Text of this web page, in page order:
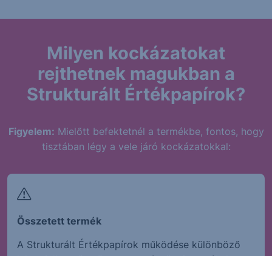
Milyen kockázatokat
rejthetnek magukban a
Strukturált Értékpapírok?
Figyelem: Mielőtt befektetnél a termékbe, fontos, hogy
tisztában légy a vele járó kockázatokkal:
Összetett termék
A Strukturált Értékpapírok működése különböző